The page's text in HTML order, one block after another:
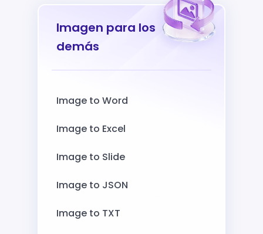
Imagen para los
demás
Image to Word
Image to Excel
Image to Slide
Image to JSON
Image to TXT